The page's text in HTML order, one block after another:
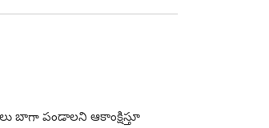
బాగా పండాలని ఆకాంక్షిస్తూ